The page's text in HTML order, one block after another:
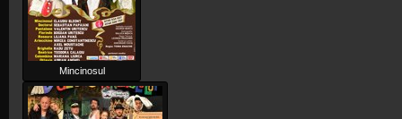
Mincinosul